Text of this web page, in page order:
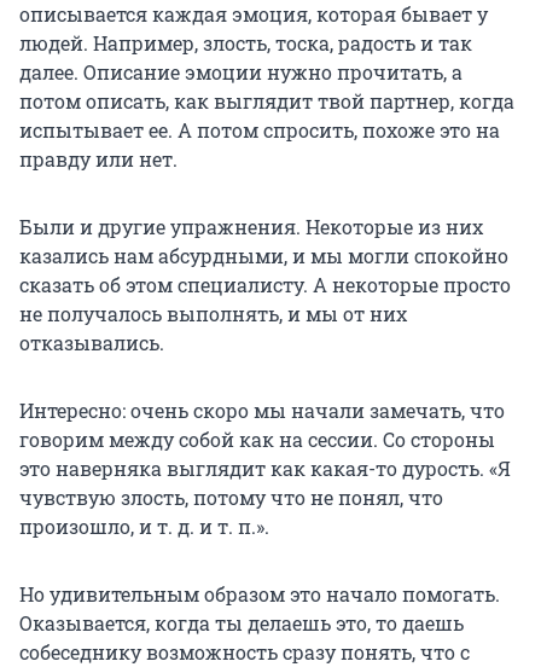
описывается каждая эмоция, которая бывает у
людей. Например, злость, тоска, радость и так
далее. Описание эмоции нужно прочитать, а
потом описать, как выглядит твой партнер, когда
испытывает ее. А потом спросить, похоже это на
правду или нет.
Были и другие упражнения. Некоторые из них
казались нам абсурдными, и мы могли спокойно
сказать об этом специалисту. А некоторые просто
не получалось выполнять, и мы от них
отказывались.
Интересно: очень скоро мы начали замечать, что
говорим между собой как на сессии. Со стороны
это наверняка выглядит как какая-то дурость. «Я
чувствую злость, потому что не понял, что
произошло,и т. д. и т. п.».
Но удивительным образом это начало помогать.
Оказывается, когда ты делаешь это, то даешь
собеседнику возможность сразу понять, что с